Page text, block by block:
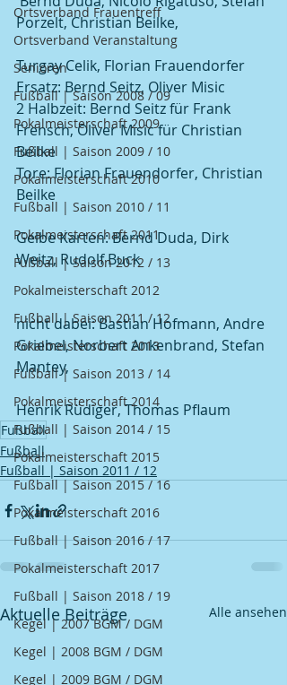
Ortsverband Frauentreff
Ortsverband Veranstaltung
Senioren
Fußball | Saison 2008 / 09
Pokalmeisterschaft 2009
Fußball | Saison 2009 / 10
Pokalmeisterschaft 2010
Fußball | Saison 2010 / 11
Pokalmeisterschaft 2011
Fußball | Saison 2012 / 13
Pokalmeisterschaft 2012
Fußball | Saison 2011 / 12
Pokalmeisterschaft 2013
Fußball | Saison 2013 / 14
Pokalmeisterschaft 2014
Fußball | Saison 2014 / 15
Pokalmeisterschaft 2015
Fußball | Saison 2015 / 16
Pokalmeisterschaft 2016
Fußball | Saison 2016 / 17
Pokalmeisterschaft 2017
Fußball | Saison 2018 / 19
Kegel | 2007 BGM / DGM
Kegel | 2008 BGM / DGM
Kegel | 2009 BGM / DGM
Porzelt, Christian Beilke,
Turgay Celik, Florian Frauendorfer
Ersatz: Bernd Seitz, Oliver Misic
2 Halbzeit: Bernd Seitz für Frank
Frensch, Oliver Misic für Christian
Beilke
Tore: Florian Frauendorfer, Christian
Beilke
Gelbe Karten: Bernd Duda, Dirk
Weitz, Rudolf Buck
nicht dabei: Bastian Hofmann, Andre
Griebel, Norbert Ankenbrand, Stefan
Mantey,
Henrik Rüdiger, Thomas Pflaum
Fußball
Fußball
Fußball | Saison 2011 / 12
Aktuelle Beiträge Alle ansehen